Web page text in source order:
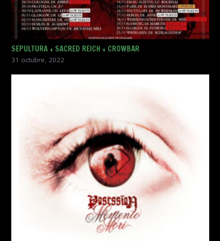
SEPULTURA + SACRED REICH + CROWBAR
31 octubre, 2022